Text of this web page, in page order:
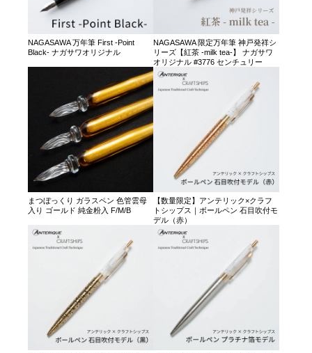
NAGASAWA 万年筆 First -Point
Black- ナガサワオリジナル
NAGASAWA 限定万年筆 神戸発祥シ
リーズ【紅茶 -milk tea-】 ナガサワ
オリジナル #3776 センチュリー
まつぼっくり ガラスペン 色管雲母
入り ゴールド 純金粉入 F/M/B
【数量限定】アンテリック×クラフ
トシップス｜ボールペン 石目吹付モ
デル（赤）